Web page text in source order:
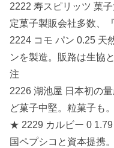
2222 寿スピリッツ 菓
定菓子製販会社多数、
2224 コモ パン 0.25 天
ンを製造。販路は生協
注
2226 湖池屋 日本初の
ど菓子中堅。粒菓子も
★ 2229 カルビー 0
国ペプシコと資本提携